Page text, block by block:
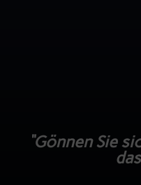
“Gönnen Sie